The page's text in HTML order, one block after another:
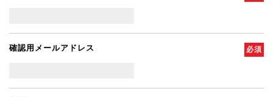
確認用メールアドレス 必須